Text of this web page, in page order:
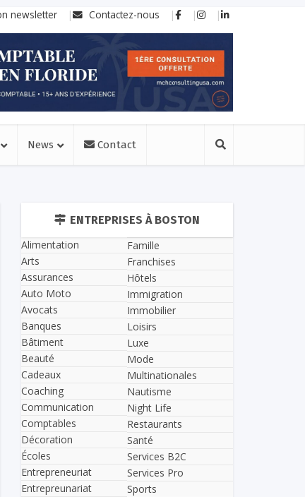
newsletter Contactez-nous
News Contact
ENTREPRISES À BOSTON
Alimentation
Arts
Assurances
Auto Moto
Avocats
Banques
Bâtiment
Beauté
Cadeaux
Coaching
Communication
Comptables
Décoration
Écoles
Entrepreneuriat
Entrepreunariat
Famille
Franchises
Hôtels
Immigration
Immobilier
Loisirs
Luxe
Mode
Multinationales
Nautisme
Night Life
Restaurants
Santé
Services B2C
Services Pro
Sports